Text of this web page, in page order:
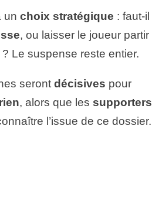
un choix stratégique : faut-il
, ou laisser le joueur partir
? Le suspense reste entier.
seront décisives pour
, alors que les supporters
l’issue de ce dossier.